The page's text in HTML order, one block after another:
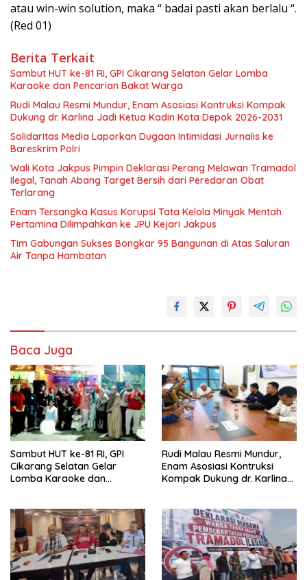
atau win-win solution, maka “ badai pasti akan berlalu “.
(Red 01)
Berita Terkait
Sambut HUT ke-81 RI, GPI Cikarang Selatan Gelar Lomba
Karaoke dan Pencarian Bakat Warga
Rudi Malau Resmi Mundur, Enam Asosiasi Kontruksi Kompak
Dukung dr. Karlina Jadi Ketua Kadin Kota Depok 2026-2031
Solidaritas Media Laporkan Dugaan Intimidasi Jurnalis ke
Bareskrim Polri
Wali Kota Jakpus Pimpin Deklarasi Perang Melawan Tramadol
Ilegal, Tanah Abang Target Bersih dari Peredaran Obat
Terlarang
Enam Tersangka Kasus Korupsi Tata Kelola Minyak Mentah
Pertamina Dilimpahkan ke JPU Kejari Jakpus
Tim Gabungan Sukses Bongkar 95 Bangunan di Atas Saluran
Air Tanpa Hambatan
Baca Juga
Sambut HUT ke-81 RI, GPI
Cikarang Selatan Gelar
Lomba Karaoke dan
Rudi Malau Resmi Mundur,
Enam Asosiasi Kontruksi
Kompak Dukung dr. Karlina